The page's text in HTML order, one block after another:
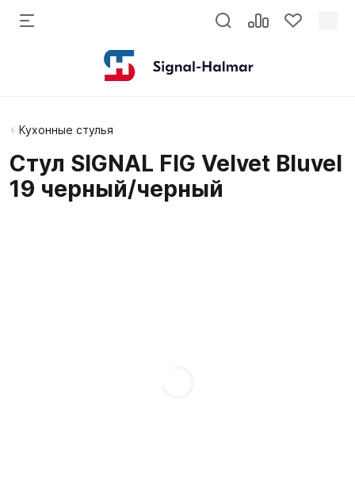
Кухонные стулья
Стул SIGNAL FIG Velvet Bluvel
19 черный/черный